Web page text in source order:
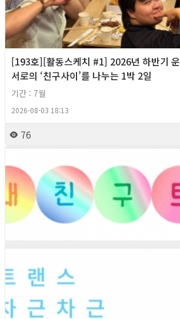
[193호][활동스케치 #1] 2026년 하반기
서로의 ‘친구사이’를 나누는 1박 2일
기간 : 7월
2026-08-03 18:13
76